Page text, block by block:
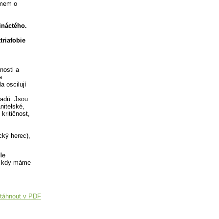
o
a
oscilují
Jsou
herec),
máme
v PDF